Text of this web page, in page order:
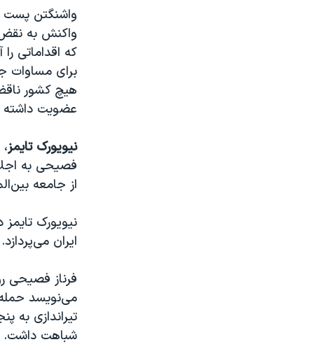
واشنگتن پست
واکنش به نقض
که اقداماتی
برای مساوات
هیچ کشور
عضویت داشته
نیویورک تایمز
فصیحی به
از جامعه
نیویورک
ایران می‌پردازد.
فرناز فصیحی
می‌نویسد
تیراندازی به
شباهت داشت.